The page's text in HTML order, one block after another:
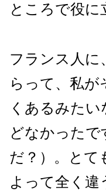
ところで役に
フランス人に
らって、私
くあるみた
どなかった
だ？）。とて
よって全く